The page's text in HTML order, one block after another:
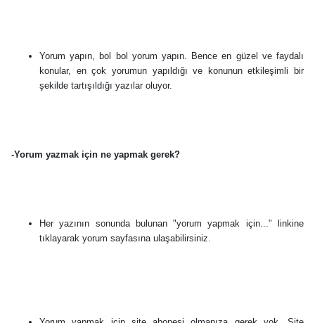
Yorum yapın, bol bol yorum yapın. Bence en güzel ve faydalı
konular, en çok yorumun yapıldığı ve konunun etkileşimli bir
şekilde tartışıldığı yazılar oluyor.
-Yorum yazmak için ne yapmak gerek?
Her yazının sonunda bulunan "yorum yapmak için..." linkine
tıklayarak yorum sayfasına ulaşabilirsiniz.